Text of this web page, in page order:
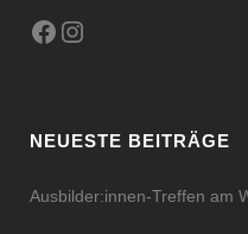
Facebook
Instagram
NEUESTE BEITRÄGE
Ausbilder:innen-Treffen am